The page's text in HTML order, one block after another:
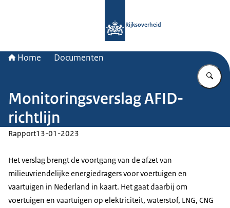
Rijksoverheid
Home Documenten
Monitoringsverslag AFID-
richtlijn
Rapport13-01-2023
Het verslag brengt de voortgang van de afzet van
milieuvriendelijke energiedragers voor voertuigen en
vaartuigen in Nederland in kaart. Het gaat daarbij om
voertuigen en vaartuigen op elektriciteit, waterstof, LNG, CNG